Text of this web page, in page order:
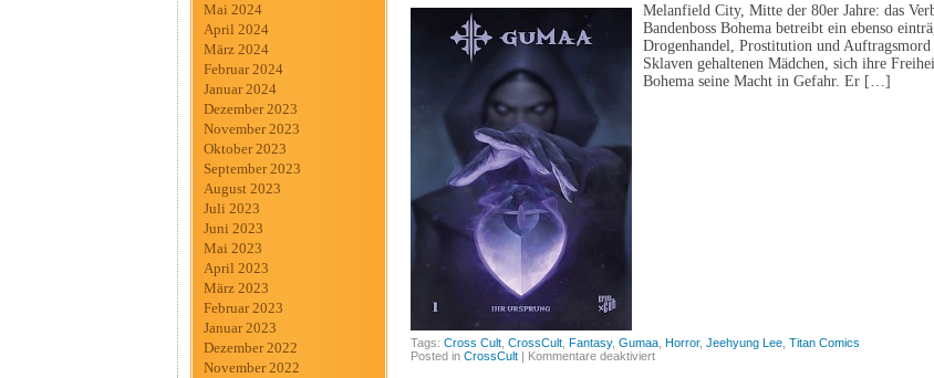
Mai 2024
April 2024
März 2024
Februar 2024
Januar 2024
Dezember 2023
November 2023
Oktober 2023
September 2023
August 2023
Juli 2023
Juni 2023
Mai 2023
April 2023
März 2023
Februar 2023
Januar 2023
Dezember 2022
November 2022
Melanfield City, Mitte der 80er Jahre: das
Bandenboss Bohema betreibt ein ebenso
Drogenhandel, Prostitution und
Sklaven gehaltenen Mädchen, sich ihre
Bohema seine Macht in Gefahr. Er […]
Tags: Cross Cult CrossCult Fantasy, Gumaa Horror, Jeehyung Lee Titan Comics
Posted in CrossCult Kommentare deaktiviertfür